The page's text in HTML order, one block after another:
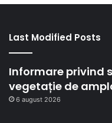
Last Modified Posts
Informare privind
vegetație de
6 august 2026